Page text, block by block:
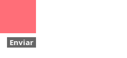
Enviar